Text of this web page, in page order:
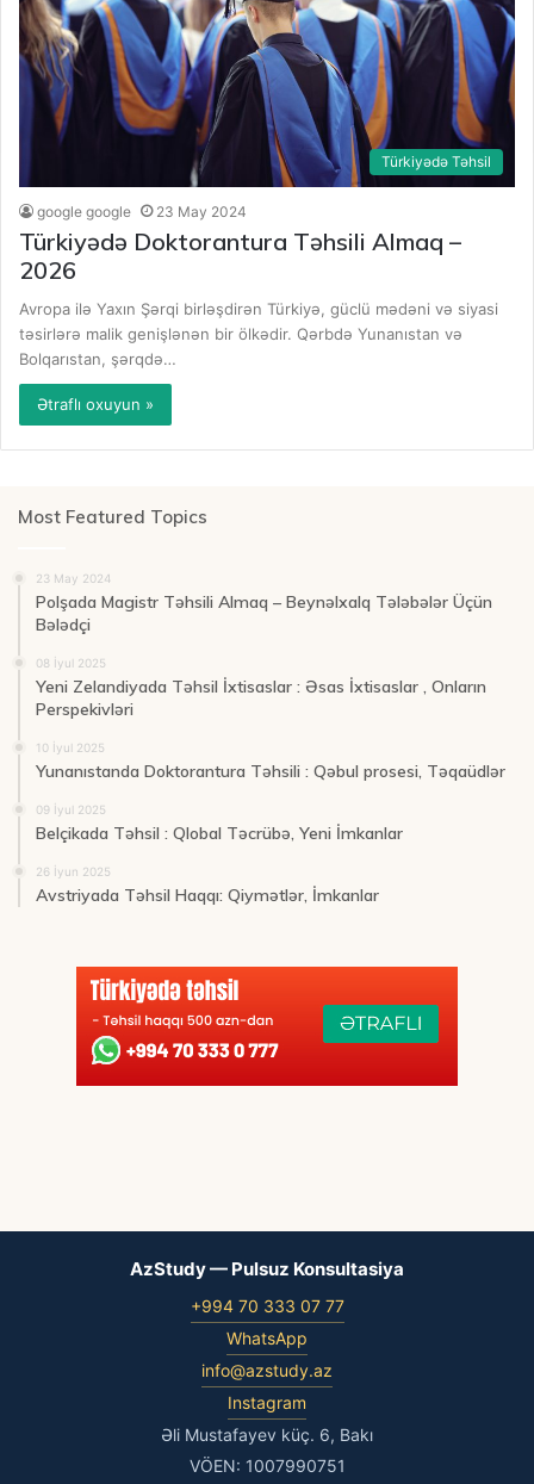
Türkiyədə Təhsil
google google 23 May 2024
Türkiyədə Doktorantura Təhsili Almaq –
2026
Avropa ilə Yaxın Şərqi birləşdirən Türkiyə, güclü mədəni və siyasi
təsirlərə malik genişlənən bir ölkədir. Qərbdə Yunanıstan və
Bolqarıstan, şərqdə…
Ətraflı oxuyun »
Most Featured Topics
23 May 2024
Polşada Magistr Təhsili Almaq – Beynəlxalq Tələbələr Üçün
Bələdçi
08 İyul 2025
Yeni Zelandiyada Təhsil İxtisaslar : Əsas İxtisaslar , Onların
Perspekivləri
10 İyul 2025
Yunanıstanda Doktorantura Təhsili : Qəbul prosesi, Təqaüdlər
09 İyul 2025
Belçikada Təhsil : Qlobal Təcrübə, Yeni İmkanlar
26 İyun 2025
Avstriyada Təhsil Haqqı: Qiymətlər, İmkanlar
AzStudy — Pulsuz Konsultasiya
+994 70 333 07 77
WhatsApp
info@azstudy.az
Instagram
Əli Mustafayev küç. 6, Bakı
VÖEN: 1007990751